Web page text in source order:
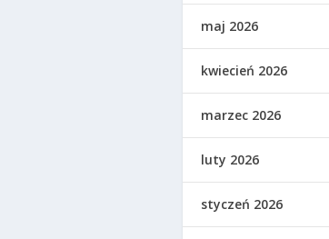
maj 2026
kwiecień 2026
marzec 2026
luty 2026
styczeń 2026